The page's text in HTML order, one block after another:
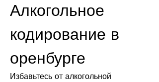
Алкогольное
кодирование в
оренбурге
Избавьтесь от алкогольной